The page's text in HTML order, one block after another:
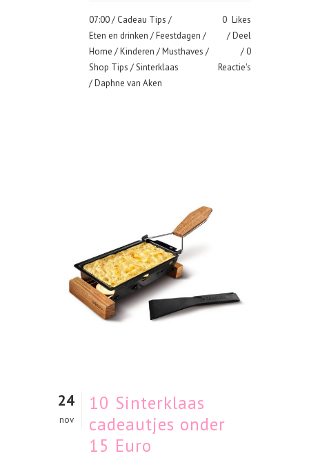
07:00 / Cadeau Tips /
Eten en drinken /Feestdagen /
Home /Kinderen /Musthaves /
Shop Tips /Sinterklaas
/ Daphne van Aken
0 Likes
Deel
0
Reactie's
24
nov
10 Sinterklaas
cadeautjes onder
15 Euro